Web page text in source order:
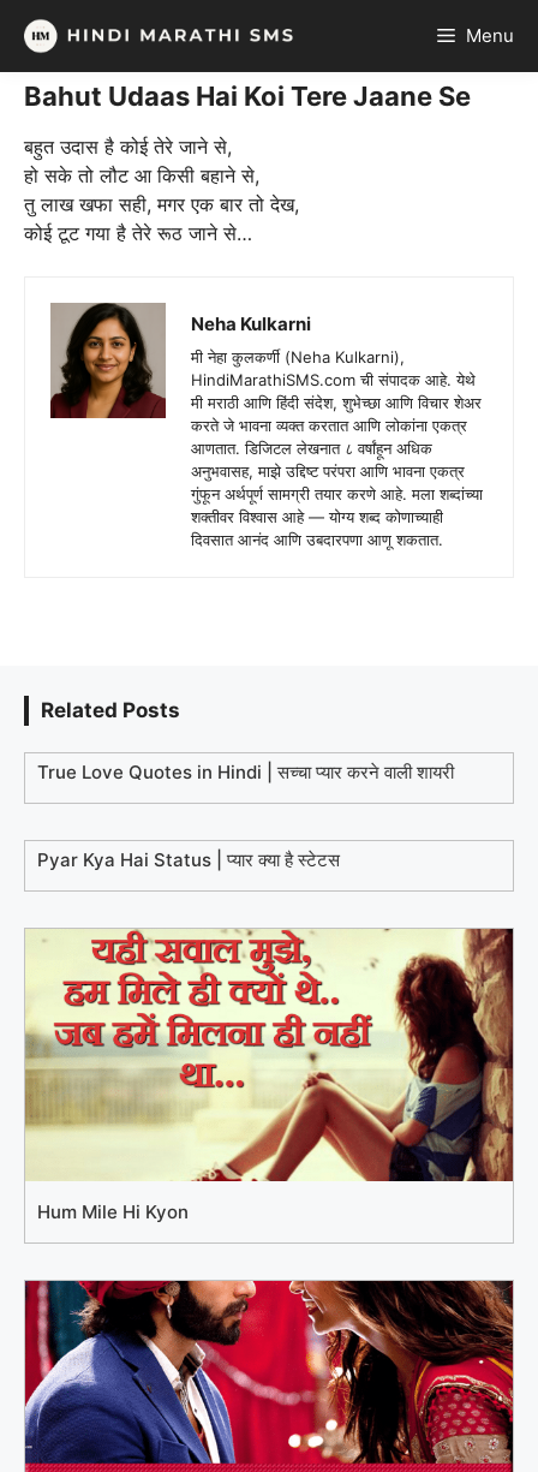
Skip
content
Menu
Bahut Udaas Hai Koi Tere Jaane Se
बहुत उदास है कोई तेरे जाने से,
हो सके तो लौट आ किसी बहाने से,
तु लाख खफा सही, मगर एक बार तो देख,
कोई टूट गया है तेरे रूठ जाने से…
Neha Kulkarni
मी नेहा कुलकर्णी (Neha Kulkarni),
HindiMarathiSMS.com ची संपादक आहे. येथे
मी मराठी आणि हिंदी संदेश, शुभेच्छा आणि विचार शेअर
करते जे भावना व्यक्त करतात आणि लोकांना एकत्र
आणतात. डिजिटल लेखनात ८ वर्षांहून अधिक
अनुभवासह, माझे उद्दिष्ट परंपरा आणि भावना एकत्र
गुंफून अर्थपूर्ण सामग्री तयार करणे आहे. मला शब्दांच्या
शक्तीवर विश्वास आहे — योग्य शब्द कोणाच्याही
दिवसात आनंद आणि उबदारपणा आणू शकतात.
Related Posts
True Love Quotes in Hindi | सच्चा प्यार करने वाली शायरी
Pyar Kya Hai Status | प्यार क्या है स्टेटस
Hum Mile Hi Kyon